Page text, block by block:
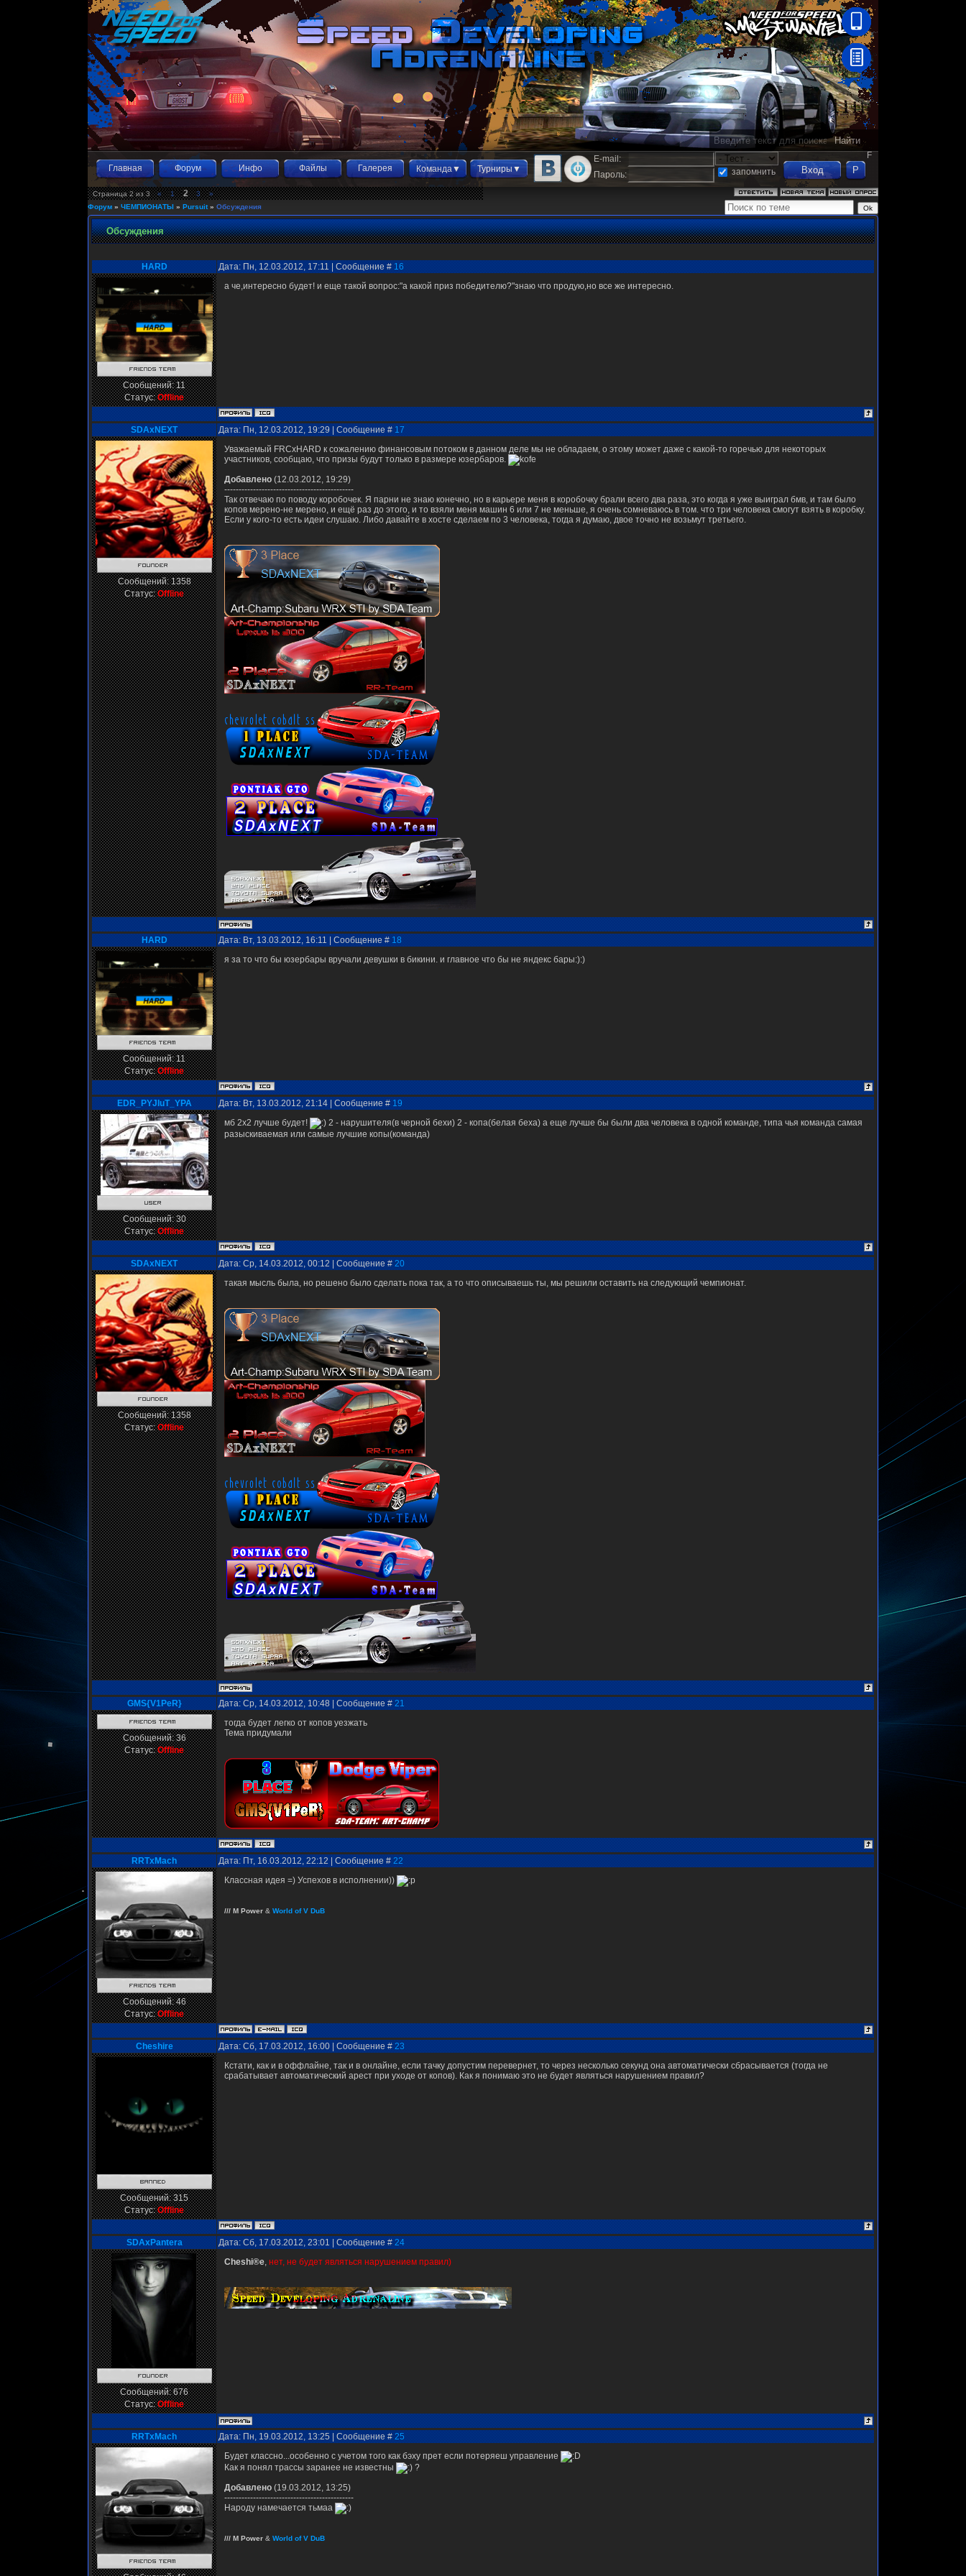
Главная Форум Инфо Файлы Галерея Команда▼ Турниры▼
F
E-mail:
Пароль:
запомнить
Страница2из3 « 1 2 3
»
Форум » ЧЕМПИОНАТЫ » Pursuit » Обсуждения
Обсуждения
HARD Дата: Пн, 12.03.2012, 17:11 | Сообщение # 16
Сообщений:11
Статус:Offline
а че,интересно будет! и еще такой вопрос:"а какой приз победителю?"знаю что продую,но все же интересно.
SDAxNEXT Дата: Пн, 12.03.2012, 19:29 | Сообщение # 17
Сообщений:1358
Статус:Offline
Уважаемый FRCxHARD к сожалению финансовым потоком в данном деле мы не обладаем, о этому может даже с какой-то горечью для некоторых
участников, сообщаю, что призы будут только в размере юзербаров.
Добавлено (12.03.2012, 19:29)
---------------------------------------------
Так отвечаю по поводу коробочек. Я парни не знаю конечно, но в карьере меня в коробочку брали всего два раза, это когда я уже выиграл бмв, и там было
копов мерено-не мерено, и ещё раз до этого, и то взяли меня машин 6 или 7 не меньше, я очень сомневаюсь в том. что три человека смогут взять в коробку.
Если у кого-то есть идеи слушаю. Либо давайте в хосте сделаем по 3 человека, тогда я думаю, двое точно не возьмут третьего.
HARD Дата: Вт, 13.03.2012, 16:11 | Сообщение # 18
Сообщений:11
Статус:Offline
я за то что бы юзербары вручали девушки в бикини. и главное что бы не яндекс бары:):)
EDR_PYJIuT_YPA Дата: Вт, 13.03.2012, 21:14 | Сообщение # 19
Сообщений:30
Статус:Offline
мб 2х2 лучше будет!
2 - нарушителя(в черной бехи) 2 - копа(белая беха) а еще лучше бы были два человека в одной команде, типа чья команда самая
разыскиваемая или самые лучшие копы(команда)
SDAxNEXT Дата: Ср, 14.03.2012, 00:12 | Сообщение # 20
Сообщений:1358
Статус:Offline
такая мысль была, но решено было сделать пока так, а то что описываешь ты, мы решили оставить на следующий чемпионат.
GMS{V1PeR} Дата: Ср, 14.03.2012, 10:48 | Сообщение # 21
Сообщений:36
Статус:Offline
тогда будет легко от копов уезжать
Тема придумали
RRTxMach Дата: Пт, 16.03.2012, 22:12 | Сообщение # 22
Сообщений:46
Статус:Offline
Классная идея =) Успехов в исполнении))
/// M Power & World of V DuB
Cheshire Дата: Сб, 17.03.2012, 16:00 | Сообщение # 23
Сообщений:315
Статус:Offline
Кстати, как и в оффлайне, так и в онлайне, если тачку допустим перевернет, то через несколько секунд она автоматически сбрасывается (тогда не
срабатывает автоматический арест при уходе от копов). Как я понимаю это не будет являться нарушением правил?
SDAxPantera Дата: Сб, 17.03.2012, 23:01 | Сообщение # 24
Сообщений:676
Статус:Offline
Cheshi®e, нет, не будет являться нарушением правил)
RRTxMach Дата: Пн, 19.03.2012, 13:25 | Сообщение # 25
Будет классно...особенно с учетом того как бэху прет если потеряеш управление
Как я понял трассы заранее не известны
?
Добавлено (19.03.2012, 13:25)
---------------------------------------------
Народу намечается тьмаа
/// M Power & World of V DuB